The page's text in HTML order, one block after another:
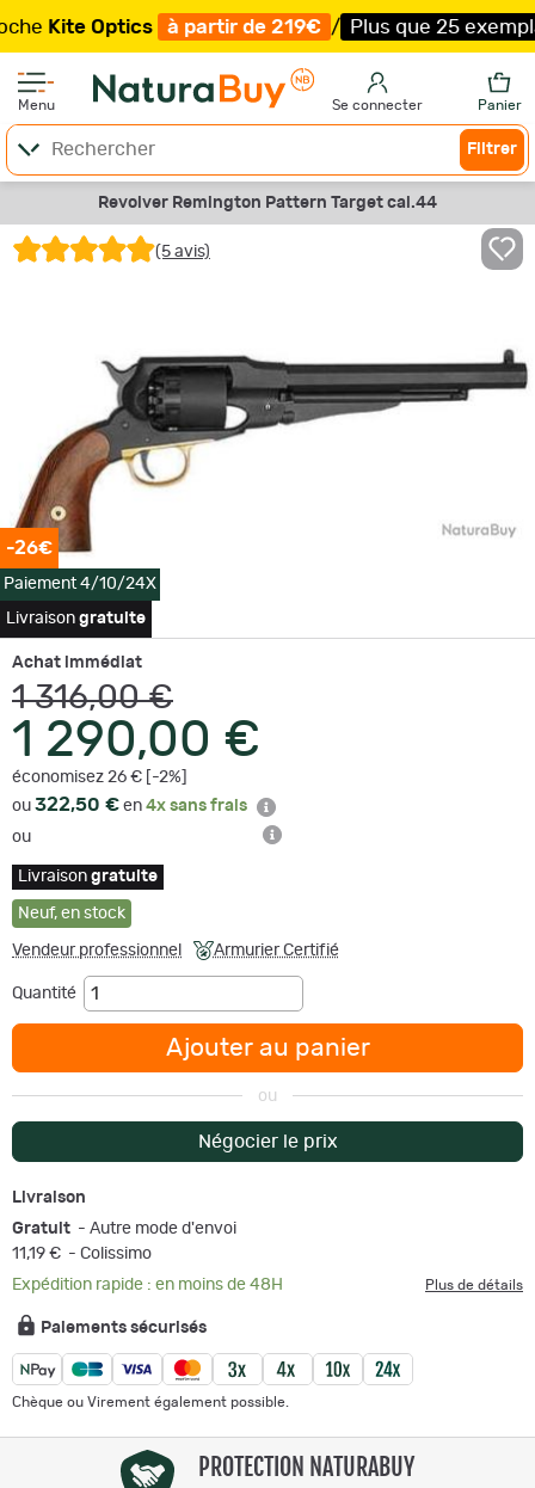
Optics à partir de 219€ / Plus que 25 exemplaires !
Menu Se connecter Panier
Filtrer
Revolver Remington Pattern Target cal.44
(5 avis)
-26€
Paiement 4/10/24X
Livraison gratuite
Achat immédiat
1 316,00 €
1 290,00 €
économisez 26 € [-2%]
ou 322,50 € en 4x sans frais
ou
Livraison gratuite
Neuf, en stock
Vendeur professionnel Armurier Certifié
Quantité
Ajouter au panier
ou
Négocier le prix
Livraison
Gratuit - Autre mode d'envoi
11,19 € - Colissimo
Expédition rapide : en moins de 48H
Plus de détails
Paiements sécurisés
Chèque ou Virement également possible.
PROTECTION NATURABUY